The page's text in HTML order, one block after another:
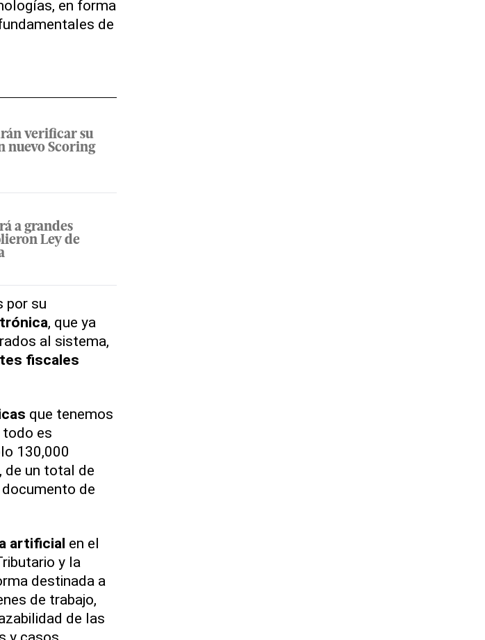
en forma
de
verificar su
nuevo Scoring
a grandes
Ley de
por su
, que ya
al sistema,
fiscales
que tenemos
todo es
130,000
de un total de
de
artificial en el
y la
destinada a
de trabajo,
de las